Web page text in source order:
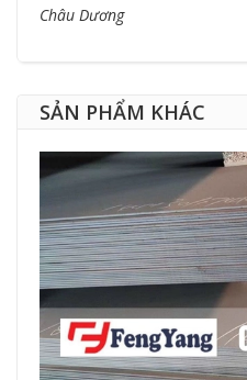
Châu Dương
SẢN PHẨM KHÁC